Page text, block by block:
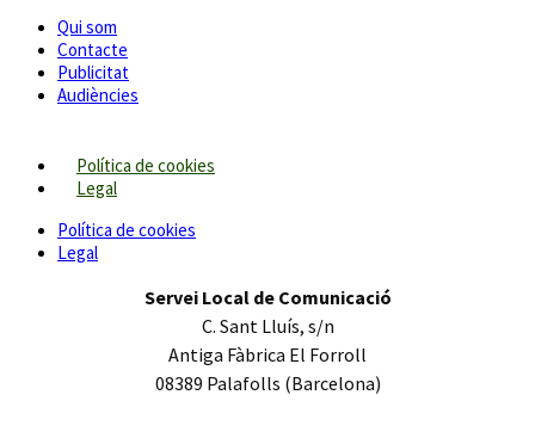
Qui som
Contacte
Publicitat
Audiències
Política de cookies
Legal
Política de cookies
Legal
Servei Local de Comunicació
C. Sant Lluís, s/n
Antiga Fàbrica El Forroll
08389 Palafolls (Barcelona)